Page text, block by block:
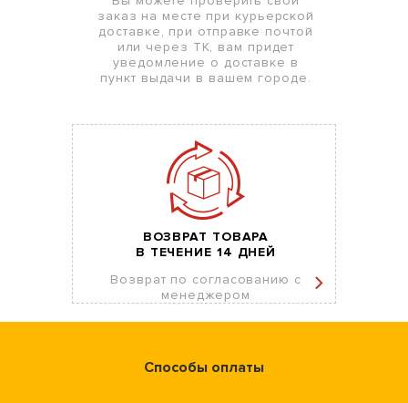
заказ на месте при курьерской
доставке, при отправке почтой
или через ТК, вам придет
уведомление о доставке в
пункт выдачи в вашем городе.
ВОЗВРАТ ТОВАРА
В ТЕЧЕНИЕ 14 ДНЕЙ
Возврат по согласованию с
менеджером
Способы оплаты